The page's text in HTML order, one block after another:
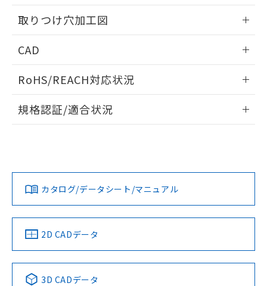
取りつけ穴加工図
CAD
ドすることができます。
ログイン/会員登録
ダウンロードデータをご利用いただく前に、以下を必ずお読
みください。
ソフトウェアの使用条件
RoHS/REACH対応状況
EU RoHS 注意事項・凡例
対応済み
中国 RoHS 注意事項・凡例
規格認証/適合状況
カタログ/データシート/マニュアル
2D CADデータ
3D CADデータ
り、2022年1月12日より割愛しておりま
す。